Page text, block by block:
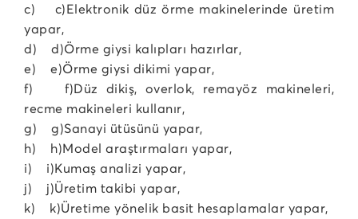
c) c)Elektronik düz örme makinelerinde üretim
yapar,
d) d)Örme giysi kalıpları hazırlar,
e) e)Örme giysi dikimi yapar,
f) f)Düz dikiş, overlok, remayöz makineleri,
recme makineleri kullanır,
g) g)Sanayi ütüsünü yapar,
h) h)Model araştırmaları yapar,
i) i)Kumaş analizi yapar,
j) j)Üretim takibi yapar,
k) k)Üretime yönelik basit hesaplamalar yapar,